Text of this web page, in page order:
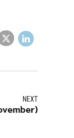
NEXT